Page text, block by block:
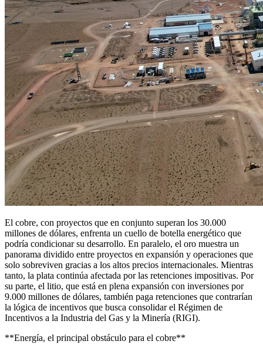
El cobre, con proyectos que en conjunto superan los 30.000
millones de dólares, enfrenta un cuello de botella energético que
podría condicionar su desarrollo. En paralelo, el oro muestra un
panorama dividido entre proyectos en expansión y operaciones que
solo sobreviven gracias a los altos precios internacionales. Mientras
tanto, la plata continúa afectada por las retenciones impositivas. Por
su parte, el litio, que está en plena expansión con inversiones por
9.000 millones de dólares, también paga retenciones que contrarían
la lógica de incentivos que busca consolidar el Régimen de
Incentivos a la Industria del Gas y la Minería (RIGI).
**Energía, el principal obstáculo para el cobre**